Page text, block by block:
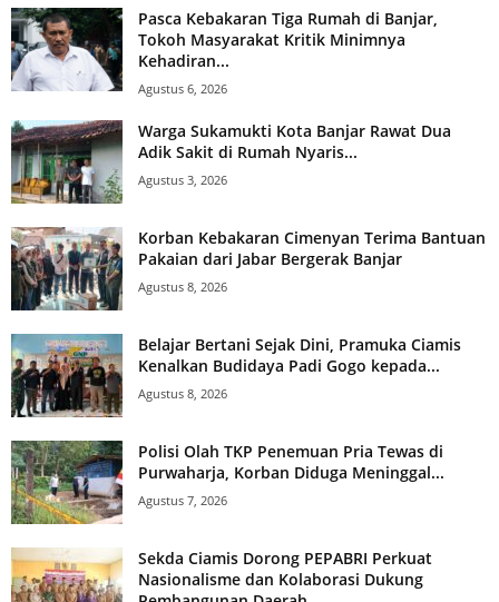
Pasca Kebakaran Tiga Rumah di Banjar,
Tokoh Masyarakat Kritik Minimnya
Kehadiran...
Agustus 6, 2026
Warga Sukamukti Kota Banjar Rawat Dua
Adik Sakit di Rumah Nyaris...
Agustus 3, 2026
Korban Kebakaran Cimenyan Terima Bantuan
Pakaian dari Jabar Bergerak Banjar
Agustus 8, 2026
Belajar Bertani Sejak Dini, Pramuka Ciamis
Kenalkan Budidaya Padi Gogo kepada...
Agustus 8, 2026
Polisi Olah TKP Penemuan Pria Tewas di
Purwaharja, Korban Diduga Meninggal...
Agustus 7, 2026
Sekda Ciamis Dorong PEPABRI Perkuat
Nasionalisme dan Kolaborasi Dukung